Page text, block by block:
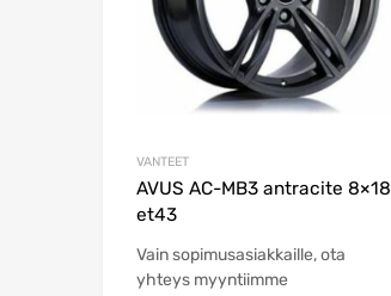
VANTEET
AVUS AC-MB3 antracite 8×18
et43
Vain sopimusasiakkaille, ota
yhteys myyntiimme